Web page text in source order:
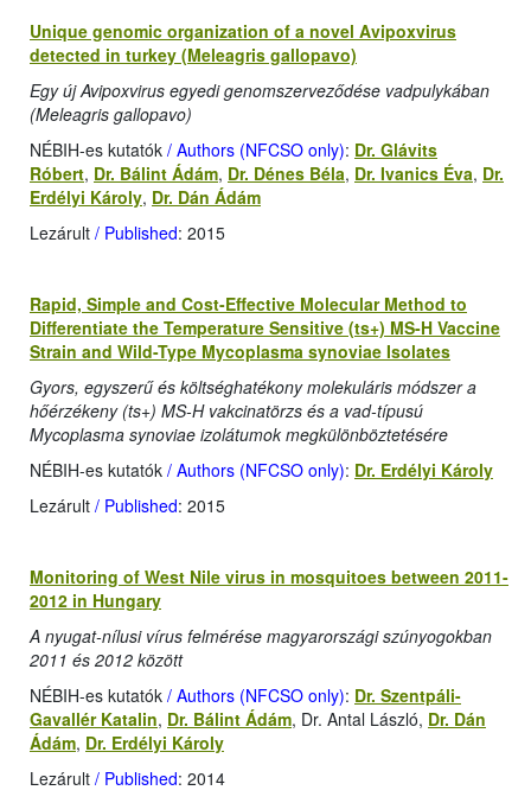
Unique genomic organization of a novel Avipoxvirus
detected in turkey (Meleagris gallopavo)
Egy új Avipoxvirus egyedi genomszerveződése vadpulykában
(Meleagris gallopavo)
NÉBIH-es kutatók / Authors (NFCSO only): Dr. Glávits
Róbert, Dr. Bálint Ádám, Dr. Dénes Béla, Dr. Ivanics Éva, Dr.
Erdélyi Károly, Dr. Dán Ádám
Lezárult / Published: 2015
Rapid, Simple and Cost-Effective Molecular Method to
Differentiate the Temperature Sensitive (ts+) MS-H Vaccine
Strain and Wild-Type Mycoplasma synoviae Isolates
Gyors, egyszerű és költséghatékony molekuláris módszer a
hőérzékeny (ts+) MS-H vakcinatörzs és a vad-típusú
Mycoplasma synoviae izolátumok megkülönböztetésére
NÉBIH-es kutatók / Authors (NFCSO only): Dr. Erdélyi Károly
Lezárult / Published: 2015
Monitoring of West Nile virus in mosquitoes between 2011-
2012 in Hungary
A nyugat-nílusi vírus felmérése magyarországi szúnyogokban
2011 és 2012 között
NÉBIH-es kutatók / Authors (NFCSO only): Dr. Szentpáli-
Gavallér Katalin, Dr. Bálint Ádám, Dr. Antal László, Dr. Dán
Ádám, Dr. Erdélyi Károly
Lezárult / Published: 2014